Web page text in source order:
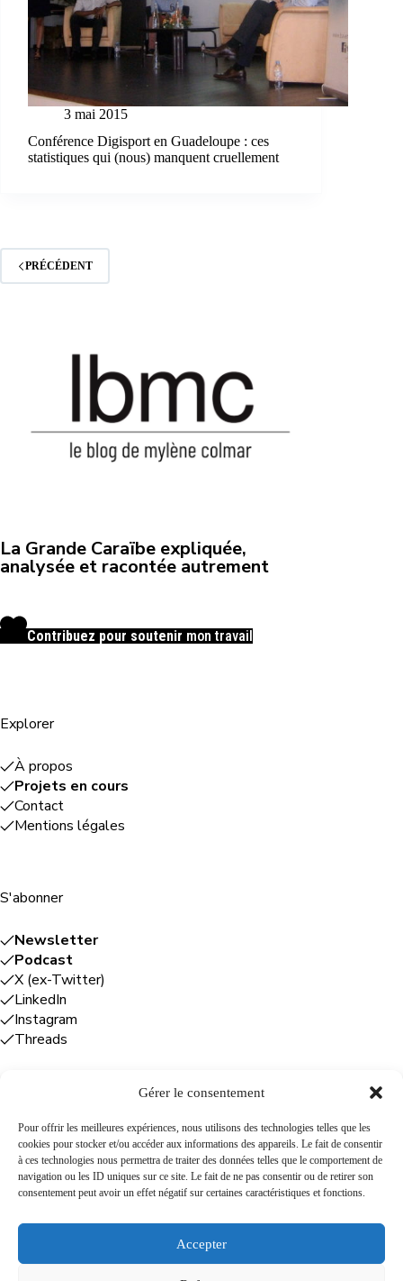
Gérer le consentement
Pour offrir les meilleures expériences, nous utilisons des technologies telles que les
cookies pour stocker et/ou accéder aux informations des appareils. Le fait de consentir
à ces technologies nous permettra de traiter des données telles que le comportement de
navigation ou les ID uniques sur ce site. Le fait de ne pas consentir ou de retirer son
consentement peut avoir un effet négatif sur certaines caractéristiques et fonctions.
Accepter
3 mai 2015
Conférence Digisport en Guadeloupe : ces
statistiques qui (nous) manquent cruellement
PRÉCÉDENT
La Grande Caraïbe expliquée,
analysée et racontée autrement
Contribuez pour soutenir mon travail
Explorer
À propos
Projets en cours
Contact
Mentions légales
S'abonner
Newsletter
Podcast
X (ex-Twitter)
LinkedIn
Instagram
Threads
Plume Caraïbe: conseil éditorial +
rédaction
Foodîles Agency: lab + média + événement
Cuisines mobiles